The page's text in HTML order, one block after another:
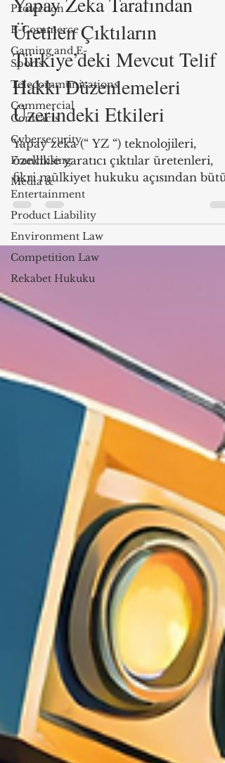
Protection
E-Commerce
Gaming and E-
Sports
Telecommunications
Commercial
Contracts
Cybersecurity
Franchising
Media &
Entertainment
Product Liability
Environment Law
Competition Law
Rekabet Hukuku
Üretilen Çıktıların
Türkiye’deki Mevcut Telif
Hakkı Düzenlemeleri
Üzerindeki Etkileri
Yapay zeka (“ YZ “) teknolojileri,
özellikle yaratıcı çıktılar üretenleri,
fikri mülkiyet hukuku açısından
dünyada çeşitli soruları...